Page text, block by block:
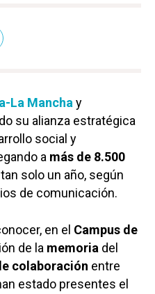
La Manchay
su alianza estratégica
social y
a más de 8.500
solo un año, según
de comunicación.
en el Campus de
de la memoria del
colaboración entre
estado presentes el